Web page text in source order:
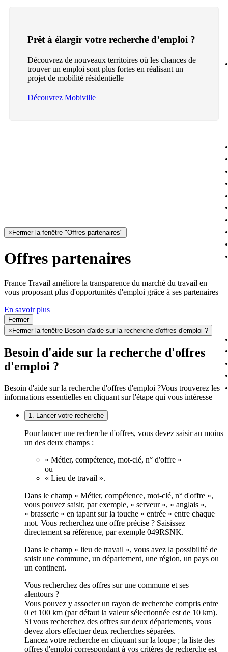
Prêt à élargir votre recherche d’emploi ?
Découvrez de nouveaux territoires où les chances de
trouver un emploi sont plus fortes en réalisant un
projet de mobilité résidentielle
Découvrez Mobiville
× Fermer la fenêtre "Offres partenaires"
Offres partenaires
France Travail améliore la transparence du marché du travail en
vous proposant plus d'opportunités d'emploi grâce à ses partenaires
En savoir plus
Fermer
× Fermer la fenêtre Besoin d'aide sur la recherche d'offres d'emploi ?
Besoin d'aide sur la recherche d'offres
d'emploi ?
Besoin d'aide sur la recherche d'offres d'emploi ?Vous trouverez les
informations essentielles en cliquant sur l'étape qui vous intéresse
1. Lancer votre recherche
Pour lancer une recherche d'offres, vous devez saisir au moins
un des deux champs :
« Métier, compétence, mot-clé, n° d'offre »
ou
« Lieu de travail ».
Dans le champ « Métier, compétence, mot-clé, n° d'offre »,
vous pouvez saisir, par exemple, « serveur », « anglais »,
« brasserie » en tapant sur la touche « entrée » entre chaque
mot. Vous recherchez une offre précise ? Saisissez
directement sa référence, par exemple 049RSNK.
Dans le champ « lieu de travail », vous avez la possibilité de
saisir une commune, un département, une région, un pays ou
un continent.
Vous recherchez des offres sur une commune et ses
alentours ?
Vous pouvez y associer un rayon de recherche compris entre
0 et 100 km (par défaut la valeur sélectionnée est de 10 km).
Si vous recherchez des offres sur deux départements, vous
devez alors effectuer deux recherches séparées.
Lancez votre recherche en cliquant sur la loupe ; la liste des
offres d'emploi correspondant à vos critères de recherche est